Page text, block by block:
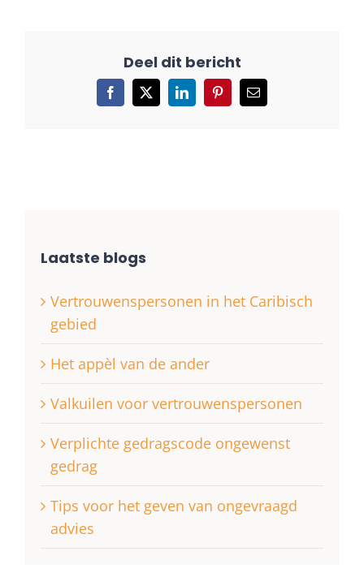
Facebook
X LinkedInPinterest
E-
mail
Laatste blogs
Vertrouwenspersonen in het Caribisch
gebied
Het appèl van de ander
Valkuilen voor vertrouwenspersonen
Verplichte gedragscode ongewenst
gedrag
Tips voor het geven van ongevraagd
advies